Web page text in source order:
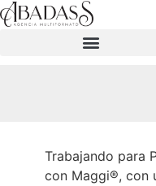
Trabajando para
con Maggi®, con